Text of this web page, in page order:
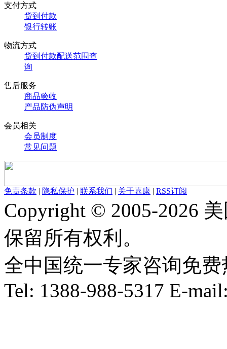
支付方式
货到付款
银行转账
物流方式
货到付款配送范围查
询
售后服务
商品验收
产品防伪声明
会员相关
会员制度
常见问题
免责条款 | 隐私保护 | 联系我们 | 关于嘉康 | RSS订阅
Copyright © 2005-2026
保留所有权利。
全中国统一专家咨询免费
Tel: 1388-988-5317 E-